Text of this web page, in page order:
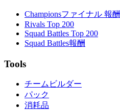
Championsファイナル 報酬
Rivals Top 200
Squad Battles Top 200
Squad Battles報酬
Tools
チームビルダー
パック
消耗品